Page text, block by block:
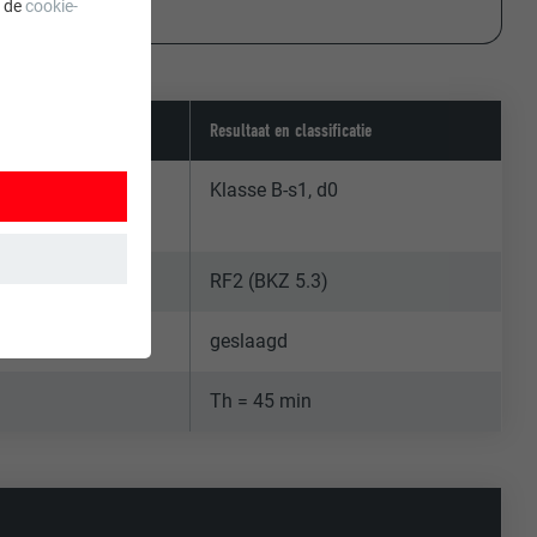
Resultaat en classificatie
Klasse B-s1, d0
RF2 (BKZ 5.3)
geslaagd
Th = 45 min
decookie-